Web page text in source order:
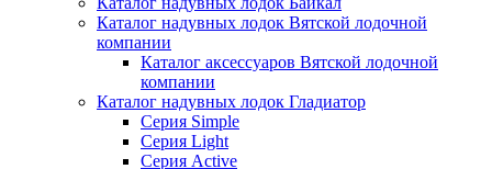
Каталог надувных лодок Вятской лодочной
компании
Каталог аксессуаров Вятской лодочной
компании
Каталог надувных лодок Гладиатор
Серия Simple
Серия Light
Серия Active